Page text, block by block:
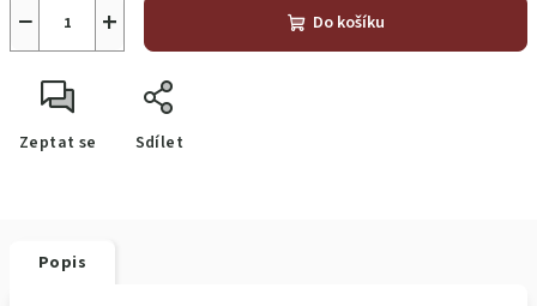
+
− Do košíku
Zeptat se Sdílet
Popis